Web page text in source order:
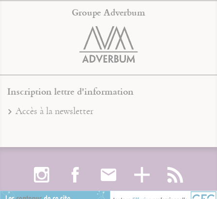
Groupe Adverbum
Inscription lettre d'information
Accès à la newsletter